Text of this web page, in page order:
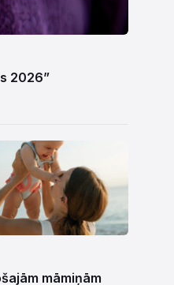
2026”
māmiņām